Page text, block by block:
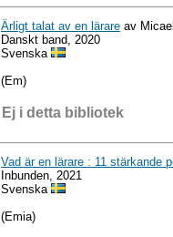
Ärligt talat av en lärare av
Danskt band, 2020
Svenska
(Em)
Ej i detta bibliotek
Vad är en lärare : 11 stärkande
Inbunden, 2021
Svenska
(Emia)